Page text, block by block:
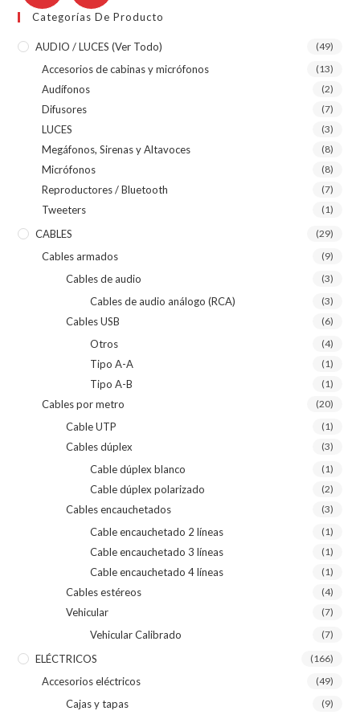
Categorías De Producto
AUDIO / LUCES (ver Todo) (49)
Accesorios de cabinas y micrófonos (13)
Audífonos (2)
Difusores (7)
LUCES (3)
Megáfonos, Sirenas y Altavoces (8)
Micrófonos (8)
Reproductores / Bluetooth (7)
Tweeters (1)
CABLES (29)
Cables armados (9)
Cables de audio (3)
Cables de audio análogo (RCA) (3)
Cables USB (6)
Otros (4)
Tipo A-A (1)
Tipo A-B (1)
Cables por metro (20)
Cable UTP (1)
Cables dúplex (3)
Cable dúplex blanco (1)
Cable dúplex polarizado (2)
Cables encauchetados (3)
Cable encauchetado 2 líneas (1)
Cable encauchetado 3 líneas (1)
Cable encauchetado 4 líneas (1)
Cables estéreos (4)
Vehicular (7)
Vehicular Calibrado (7)
ELÉCTRICOS (166)
Accesorios eléctricos (49)
Cajas y tapas (9)